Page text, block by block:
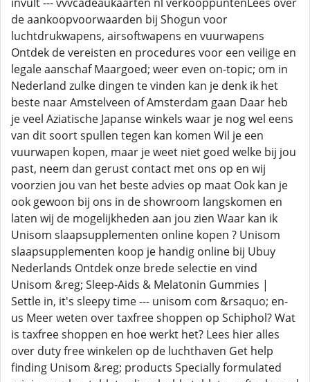
de aankoopvoorwaarden bij Shogun voor
luchtdrukwapens, airsoftwapens en vuurwapens
Ontdek de vereisten en procedures voor een veilige en
legale aanschaf Maargoed; weer even on-topic; om in
Nederland zulke dingen te vinden kan je denk ik het
beste naar Amstelveen of Amsterdam gaan Daar heb
je veel Aziatische Japanse winkels waar je nog wel eens
van dit soort spullen tegen kan komen Wil je een
vuurwapen kopen, maar je weet niet goed welke bij jou
past, neem dan gerust contact met ons op en wij
voorzien jou van het beste advies op maat Ook kan je
ook gewoon bij ons in de showroom langskomen en
laten wij de mogelijkheden aan jou zien Waar kan ik
Unisom slaapsupplementen online kopen ? Unisom
slaapsupplementen koop je handig online bij Ubuy
Nederlands Ontdek onze brede selectie en vind
Unisom &reg; Sleep-Aids & Melatonin Gummies |
Settle in, it's sleepy time --- unisom com &rsaquo; en-
us Meer weten over taxfree shoppen op Schiphol? Wat
is taxfree shoppen en hoe werkt het? Lees hier alles
over duty free winkelen op de luchthaven Get help
finding Unisom &reg; products Specially formulated